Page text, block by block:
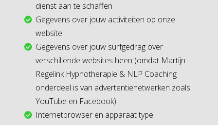
dienst aan te schaffen
Gegevens over jouw activiteiten op onze
website
Gegevens over jouw surfgedrag over
verschillende websites heen (omdat Martijn
Regelink Hypnotherapie & NLP Coaching
onderdeel is van advertentienetwerken zoals
YouTube en Facebook)
Internetbrowser en apparaat type